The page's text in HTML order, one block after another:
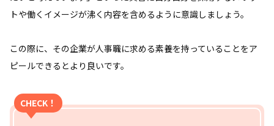
トや働くイメージが沸く内容を含めるように意識しましょう。
この際に、その企業が人事職に求める素養を持っていることをア
ピールできるとより良いです。
CHECK！